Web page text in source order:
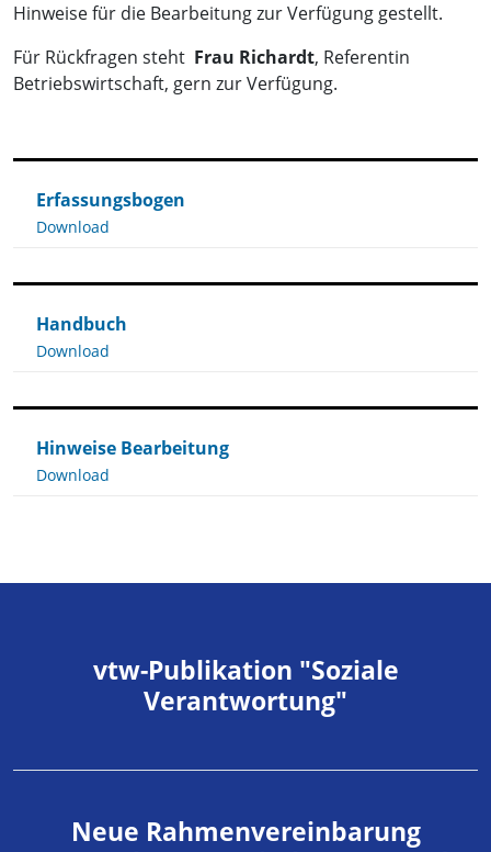
Hinweise für die Bearbeitung zur Verfügung gestellt.
Für Rückfragen steht Frau Richardt, Referentin
Betriebswirtschaft, gern zur Verfügung.
Erfassungsbogen
Download
Handbuch
Download
Hinweise Bearbeitung
Download
vtw-Publikation "Soziale
Verantwortung"
Neue Rahmenvereinbarung